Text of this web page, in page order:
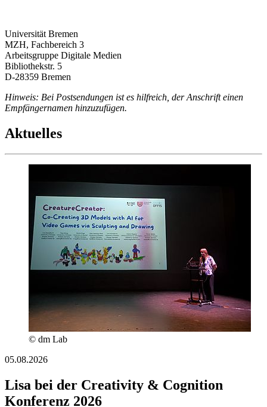
Universität Bremen
MZH, Fachbereich 3
Arbeitsgruppe Digitale Medien
Bibliothekstr. 5
D-28359 Bremen
Hinweis: Bei Postsendungen ist es hilfreich, der Anschrift einen
Empfängernamen hinzuzufügen.
Aktuelles
© dm Lab
05.08.2026
Lisa bei der Creativity & Cognition
Konferenz 2026